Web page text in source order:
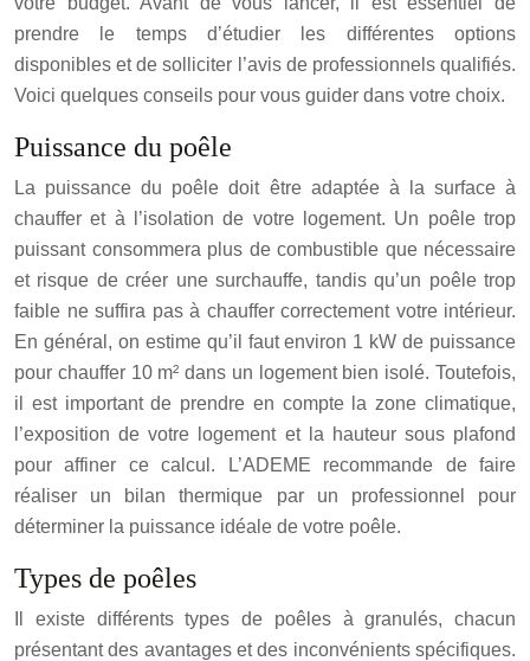
prendre le temps d’étudier les différentes options
disponibles et de solliciter l’avis de professionnels qualifiés.
Voici quelques conseils pour vous guider dans votre choix.
Puissance du poêle
La puissance du poêle doit être adaptée à la surface à
chauffer et à l’isolation de votre logement. Un poêle trop
puissant consommera plus de combustible que nécessaire
et risque de créer une surchauffe, tandis qu’un poêle trop
faible ne suffira pas à chauffer correctement votre intérieur.
En général, on estime qu’il faut environ 1 kW de puissance
pour chauffer 10 m² dans un logement bien isolé. Toutefois,
il est important de prendre en compte la zone climatique,
l’exposition de votre logement et la hauteur sous plafond
pour affiner ce calcul. L’ADEME recommande de faire
réaliser un bilan thermique par un professionnel pour
déterminer la puissance idéale de votre poêle.
Types de poêles
Il existe différents types de poêles à granulés, chacun
présentant des avantages et des inconvénients spécifiques.